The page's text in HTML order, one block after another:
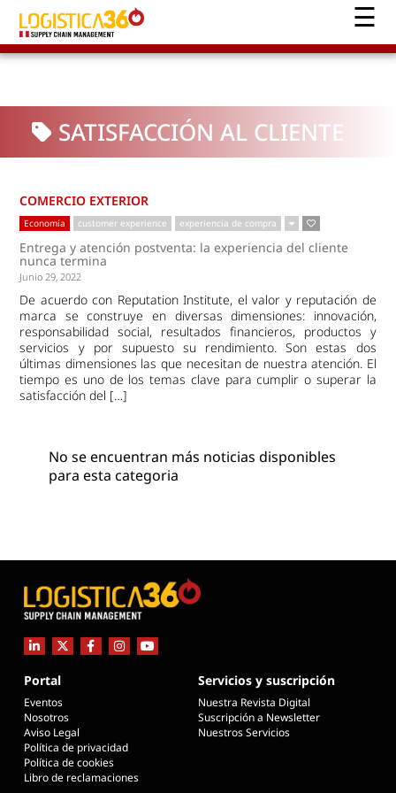
SATISFACCIÓN AL CLIENTE
COMERCIO EXTERIOR
Economía customer experience experiencia de compra
Entrega y atención postventa: la experiencia del cliente
nunca termina
Junio 29, 2022
De acuerdo con Reputation Institute, el valor y reputación de
marca se construye en diversas dimensiones: innovación,
responsabilidad social, resultados financieros, productos y
servicios y por supuesto su rendimiento. Son estas dos
últimas dimensiones las que necesitan de nuestra atención. El
tiempo es uno de los temas clave para cumplir o superar la
satisfacción del […]
No se encuentran más noticias disponibles
para esta categoria
Portal
Eventos
Nosotros
Aviso Legal
Política de privacidad
Política de cookies
Libro de reclamaciones
Servicios y suscripción
Nuestra Revista Digital
Suscripción a Newsletter
Nuestros Servicios